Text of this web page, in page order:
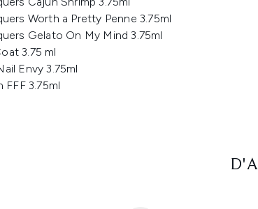
Worth a Pretty Penne 3.75ml
Gelato On My Mind 3.75ml
3.75 ml
Envy 3.75ml
3.75ml